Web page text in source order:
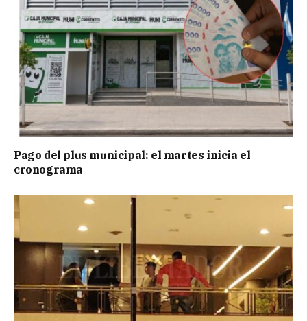
Pago del plus municipal: el martes inicia el
cronograma